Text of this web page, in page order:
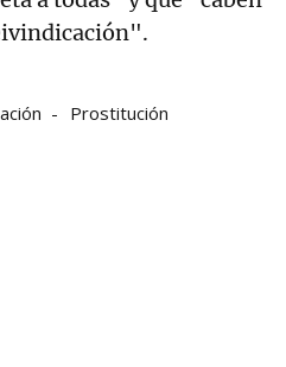
Prostitución